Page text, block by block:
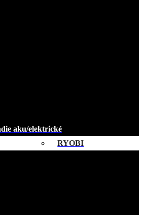
aku/elektrické
RYOBI